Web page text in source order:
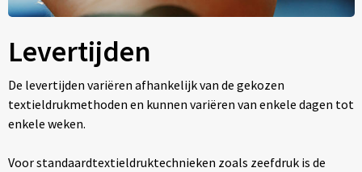
Levertijden
De levertijden variëren afhankelijk van de gekozen
textieldrukmethoden en kunnen variëren van enkele dagen tot
enkele weken.
Voor standaardtextieldruktechnieken zoals zeefdruk is de